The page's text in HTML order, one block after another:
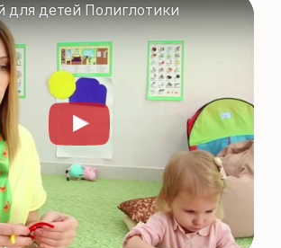
для детей Полиглотики